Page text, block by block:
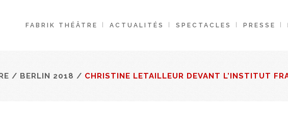
FABRIK THÉÂTRE ACTUALITÉS SPECTACLES PRESSE
/ BERLIN 2018 / CHRISTINE LETAILLEUR DEVANT L’INSTITUT